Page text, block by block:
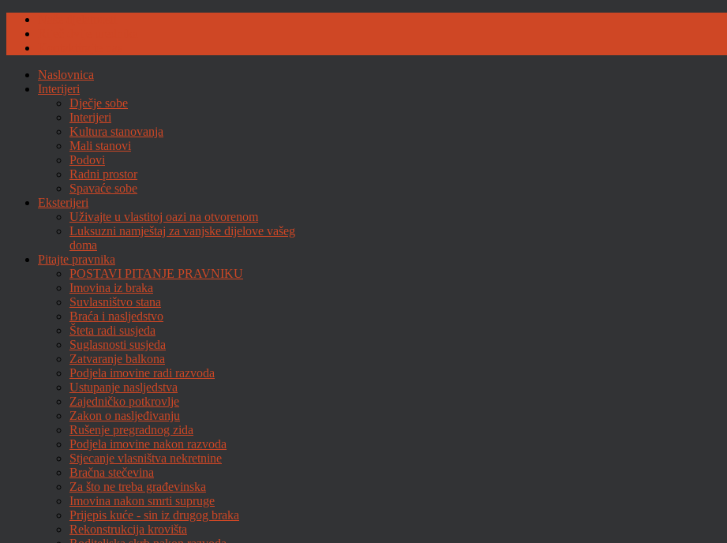
Naslovnica
Interijeri
Dječje sobe
Interijeri
Kultura stanovanja
Mali stanovi
Podovi
Radni prostor
Spavaće sobe
Eksterijeri
Uživajte u vlastitoj oazi na otvorenom
Luksuzni namještaj za vanjske dijelove vašeg
doma
Pitajte pravnika
POSTAVI PITANJE PRAVNIKU
Imovina iz braka
Suvlasništvo stana
Braća i nasljedstvo
Šteta radi susjeda
Suglasnosti susjeda
Zatvaranje balkona
Podjela imovine radi razvoda
Ustupanje nasljedstva
Zajedničko potkrovlje
Zakon o nasljeđivanju
Rušenje pregradnog zida
Podjela imovine nakon razvoda
Stjecanje vlasništva nekretnine
Bračna stečevina
Za što ne treba građevinska
Imovina nakon smrti supruge
Prijepis kuće - sin iz drugog braka
Rekonstrukcija krovišta